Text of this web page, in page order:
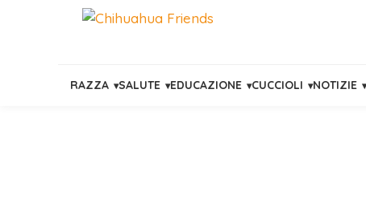
RAZZA SALUTE EDUCAZIONE CUCCIOLI NOTIZIE